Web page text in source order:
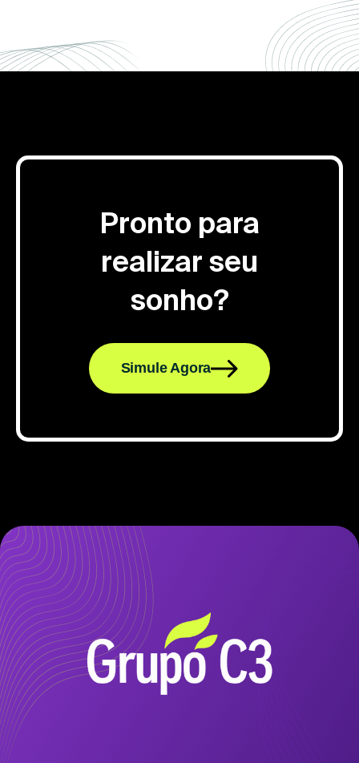
Pronto para
realizar seu
sonho?
Simule Agora